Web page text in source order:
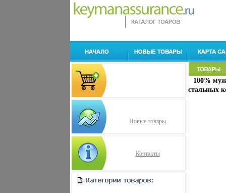
Новые товары
Контакты
100%
стальных